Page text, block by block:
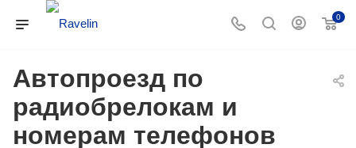
0
Автопроезд по
радиобрелокам и
номерам телефонов